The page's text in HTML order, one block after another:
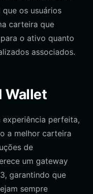
os usuários
carteira que
o ativo quanto
associados.
Wallet
experiência perfeita,
a melhor carteira
de
um gateway
garantindo que
sempre